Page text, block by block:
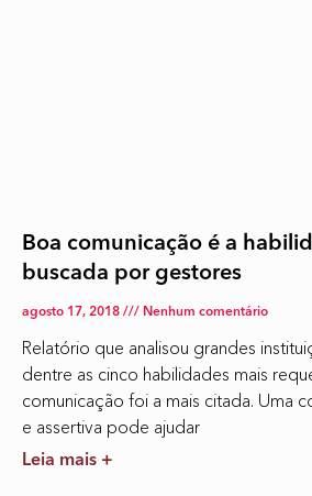
Boa comunicação é a
buscada por gestores
agosto 17, 2018 Nenhum comentário
Relatório que analisou grandes
dentre as cinco habilidades mais
comunicação foi a mais citada. Uma
e assertiva pode ajudar
Leia mais +